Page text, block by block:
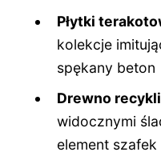
Płytki
kolekcje
spękany beton
Drewno
widocznymi
element